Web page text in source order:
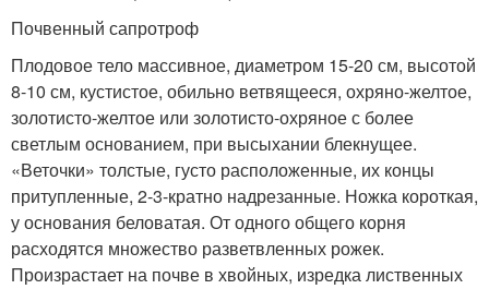
Почвенный сапротроф
Плодовое тело массивное, диаметром 15-20 см, высотой
8-10 см, кустистое, обильно ветвящееся, охряно-желтое,
золотисто-желтое или золотисто-охряное с более
светлым основанием, при высыхании блекнущее.
«Веточки» толстые, густо расположенные, их концы
притупленные, 2-3-кратно надрезанные. Ножка короткая,
у основания беловатая. От одного общего корня
расходятся множество разветвленных рожек.
Произрастает на почве в хвойных, изредка лиственных